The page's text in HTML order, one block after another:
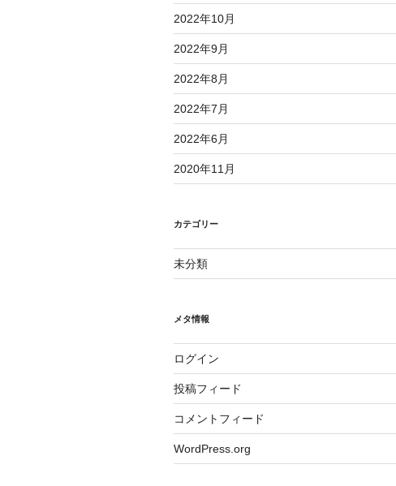
2022年10月
2022年9月
2022年8月
2022年7月
2022年6月
2020年11月
カテゴリー
未分類
メタ情報
ログイン
投稿フィード
コメントフィード
WordPress.org